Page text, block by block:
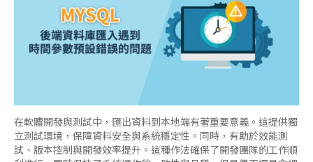
在軟體開發與測試中，匯出資料到本地端有著重要意義。這提供獨
立測試環境，保障資料安全與系統穩定性。同時，有助於效能測
試、版本控制與開發效率提升。這種作法確保了開發團隊的工作順